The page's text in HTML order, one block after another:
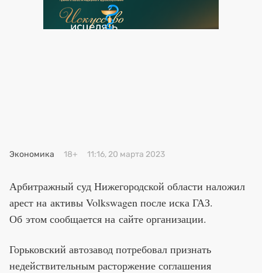
Искусство исцелять
Экономика 18+ 11:16, 20 марта 2023
Арбитражный суд Нижегородской области наложил
арест на активы Volkswagen после иска ГАЗ.
Об этом сообщается на сайте организации.
Горьковский автозавод потребовал признать
недействительным расторжение соглашения